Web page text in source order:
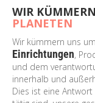
WIR
PLANETEN
Wir kümmern uns um
Einrichtungen,
und dem
innerhalb und
Dies ist eine